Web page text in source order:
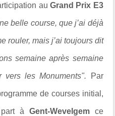
au Grand Prix E3
belle course, que j’ai déjà
rouler, mais j’ai toujours dit
semaine après semaine
vers les Monuments". Par
de courses initial,
à Gent-Wevelgem ce